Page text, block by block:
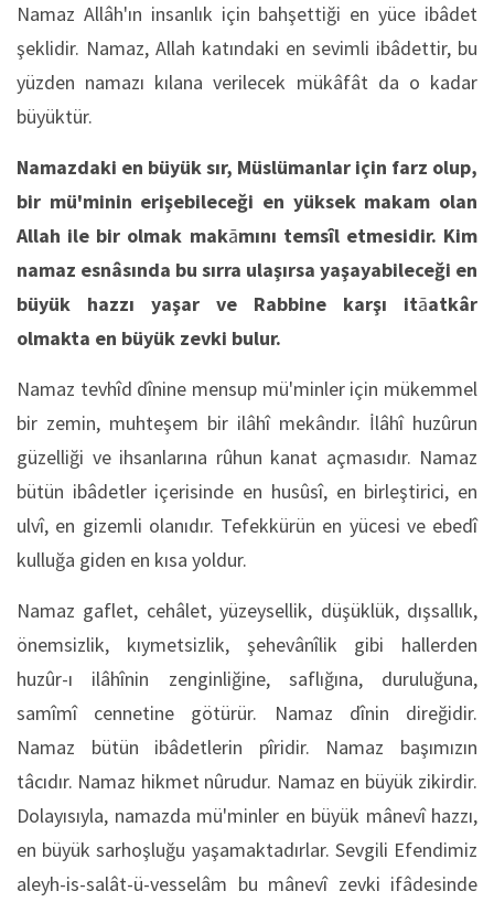
Namaz Allâh'ın insanlık için bahşettiği en yüce ibâdet
şeklidir. Namaz, Allah katındaki en sevimli ibâdettir, bu
yüzden namazı kılana verilecek mükâfât da o kadar
büyüktür.
Namazdaki en büyük sır, Müslümanlar için farz olup,
bir mü'minin erişebileceği en yüksek makam olan
Allah ile bir olmak makāmını temsîl etmesidir. Kim
namaz esnâsında bu sırra ulaşırsa yaşayabileceği en
büyük hazzı yaşar ve Rabbine karşı itāatkâr
olmakta en büyük zevki bulur.
Namaz tevhîd dînine mensup mü'minler için mükemmel
bir zemin, muhteşem bir ilâhî mekândır. İlâhî huzûrun
güzelliği ve ihsanlarına rûhun kanat açmasıdır. Namaz
bütün ibâdetler içerisinde en husûsî, en birleştirici, en
ulvî, en gizemli olanıdır. Tefekkürün en yücesi ve ebedî
kulluğa giden en kısa yoldur.
Namaz gaflet, cehâlet, yüzeysellik, düşüklük, dışsallık,
önemsizlik, kıymetsizlik, şehevânîlik gibi hallerden
huzûr-ı ilâhînin zenginliğine, saflığına, duruluğuna,
samîmî cennetine götürür. Namaz dînin direğidir.
Namaz bütün ibâdetlerin pîridir. Namaz başımızın
tâcıdır. Namaz hikmet nûrudur. Namaz en büyük zikirdir.
Dolayısıyla, namazda mü'minler en büyük mânevî hazzı,
en büyük sarhoşluğu yaşamaktadırlar. Sevgili Efendimiz
aleyh-is-salât-ü-vesselâm bu mânevî zevki ifâdesinde